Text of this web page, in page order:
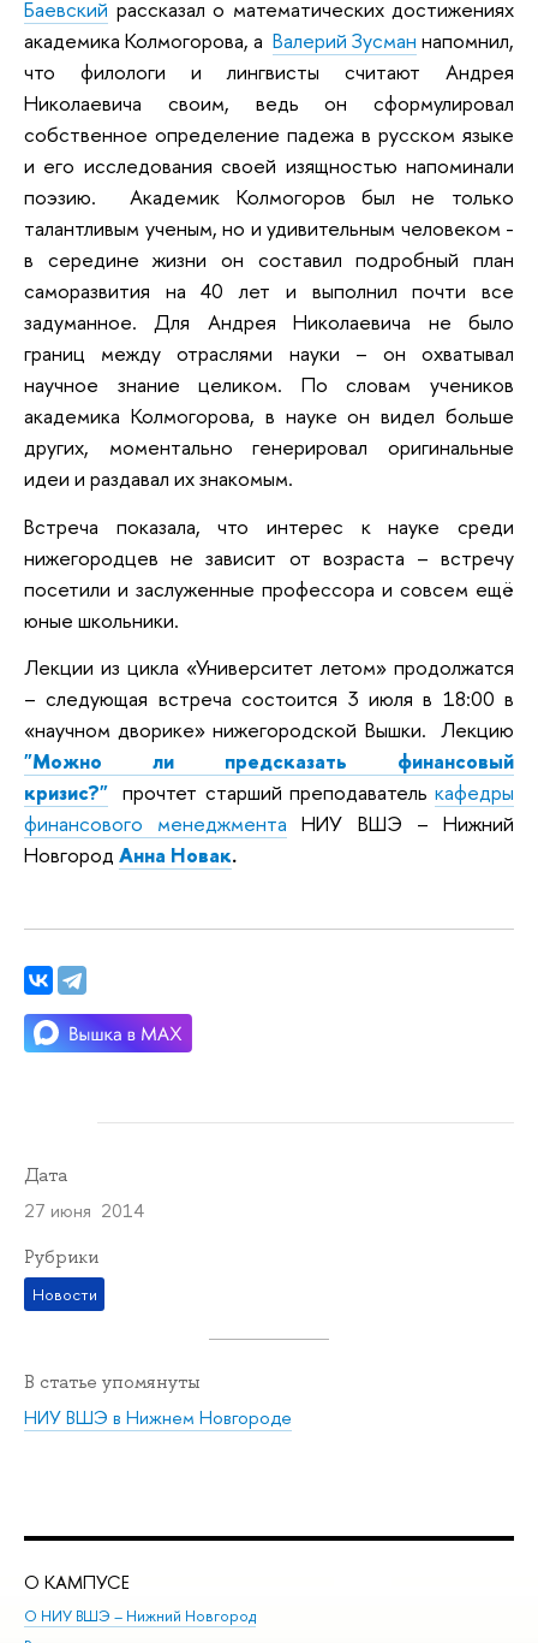
Баевский рассказал о математических достижениях
академика Колмогорова, а Валерий Зусман напомнил,
что филологи и лингвисты считают Андрея
Николаевича своим, ведь он сформулировал
собственное определение падежа в русском языке
и его исследования своей изящностью напоминали
поэзию. Академик Колмогоров был не только
талантливым ученым, но и удивительным человеком -
в середине жизни он составил подробный план
саморазвития на 40 лет и выполнил почти все
задуманное. Для Андрея Николаевича не было
границ между отраслями науки – он охватывал
научное знание целиком. По словам учеников
академика Колмогорова, в науке он видел больше
других, моментально генерировал оригинальные
идеи и раздавал их знакомым.
Встреча показала, что интерес к науке среди
нижегородцев не зависит от возраста – встречу
посетили и заслуженные профессора и совсем ещё
юные школьники.
Лекции из цикла «Университет летом» продолжатся
– следующая встреча состоится 3 июля в 18:00 в
«научном дворике» нижегородской Вышки. Лекцию
"Можно ли предсказать финансовый
кризис?" прочтет старший преподавателькафедры
финансового менеджмента НИУ ВШЭ – Нижний
Новгород Анна Новак.
Дата
27 июня 2014
Рубрики
Новости
В статье упомянуты
НИУ ВШЭ в Нижнем Новгороде
О КАМПУСЕ
О НИУ ВШЭ – Нижний Новгород